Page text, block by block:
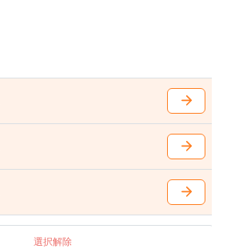
選択解除